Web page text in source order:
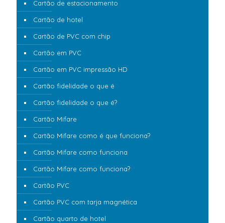
Cartão de estacionamento
Cartão de hotel
Cartão de PVC com chip
Cartão em PVC
Cartão em PVC impressão HD
Cartão fidelidade o que é
Cartão fidelidade o que é?
Cartão Mifare
Cartão Mifare como é que funciona?
Cartão Mifare como funciona
Cartão Mifare como funciona?
Cartão PVC
Cartão PVC com tarja magnética
Cartão quarto de hotel